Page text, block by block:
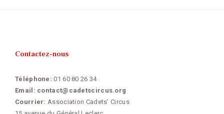
Contactez-nous
Téléphone: 01 60 80 26 34
Email: contact@cadetscircus.org
Courrier: Association Cadets’ Circus